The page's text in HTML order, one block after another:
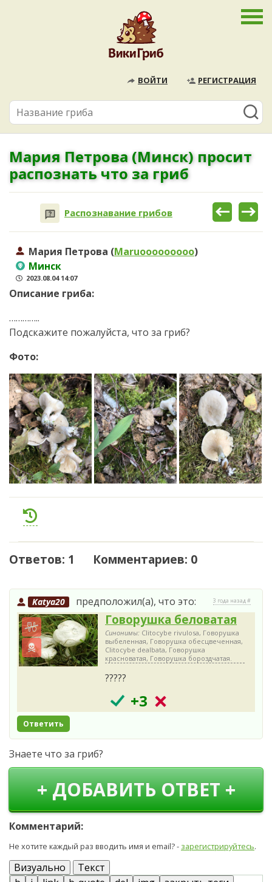
ВОЙТИ РЕГИСТРАЦИЯ
Мария Петрова (Минск) просит
распознать что за гриб
Распознавание грибов
Мария Петрова (Maruooooooooo)
Минск
2023.08.04 14:07
Описание гриба:
…………..
Подскажите пожалуйста, что за гриб?
Фото:
Ответов: 1 Комментариев: 0
Katya20 предположил(а), что это: 3 года назад #
Говорушка беловатая
Синонимы: Clitocybe rivulosa, Говорушка
выбеленная, Говорушка обесцвеченная,
Clitocybe dealbata, Говорушка
красноватая, Говорушка бороздчатая.
?????
+3
Ответить
Знаете что за гриб?
+ ДОБАВИТЬ ОТВЕТ +
Комментарий:
Не хотите каждый раз вводить имя и email? - зарегистрируйтесь.
Визуально Текст